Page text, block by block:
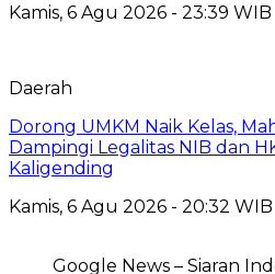
Kamis, 6 Agu 2026 - 23:39 WIB
Daerah
Dorong UMKM Naik Kelas,
Dampingi Legalitas NIB dan
Kaligending
Kamis, 6 Agu 2026 - 20:32 WIB
Google News – Siaran